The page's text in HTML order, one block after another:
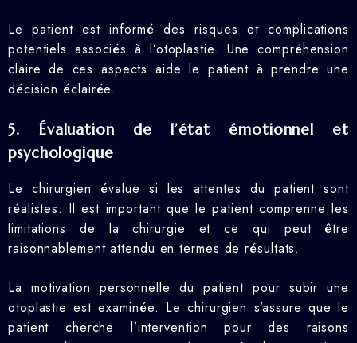
Le patient est informé des risques et complications
potentiels associés à l’otoplastie. Une compréhension
claire de ces aspects aide le patient à prendre une
décision éclairée.
5. Évaluation de l’état émotionnel et
psychologique
Le chirurgien évalue si les attentes du patient sont
réalistes. Il est important que le patient comprenne les
limitations de la chirurgie et ce qui peut être
raisonnablement attendu en termes de résultats.
La motivation personnelle du patient pour subir une
otoplastie est examinée. Le chirurgien s’assure que le
patient cherche l’intervention pour des raisons